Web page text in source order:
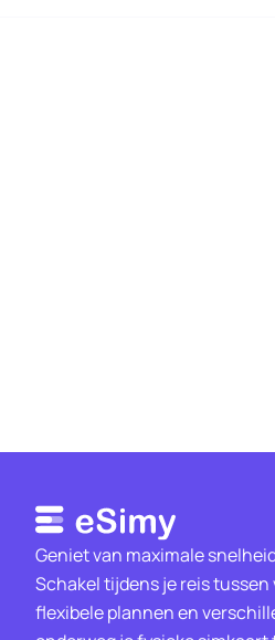
Geniet van maximale
Schakel tijdens je reis
flexibele plannen en